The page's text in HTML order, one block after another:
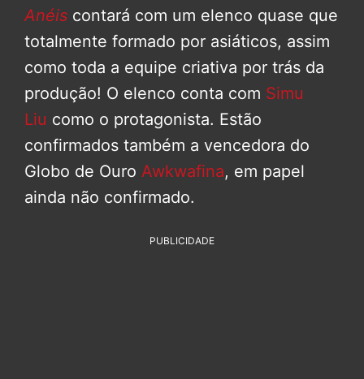
Anéis contará com um elenco quase que
totalmente formado por asiáticos, assim
como toda a equipe criativa por trás da
produção! O elenco conta com Simu
Liu como o protagonista. Estão
confirmados também a vencedora do
Globo de Ouro Awkwafina, em papel
ainda não confirmado.
PUBLICIDADE